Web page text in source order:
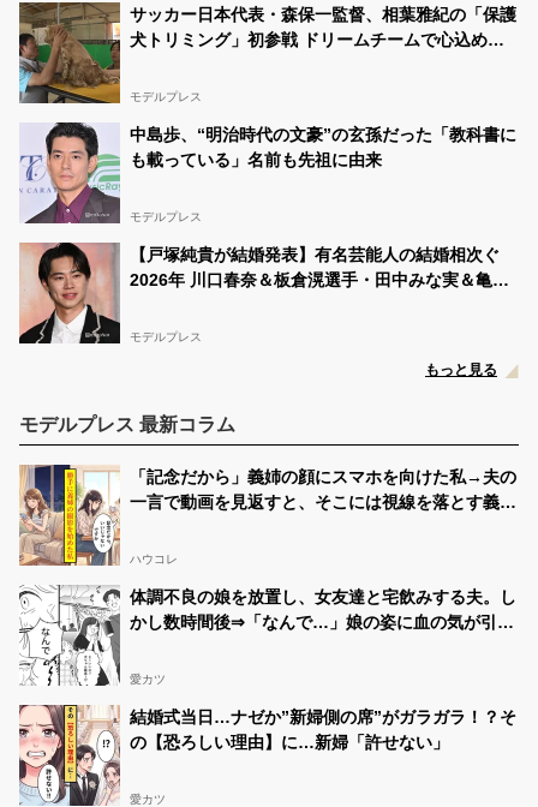
サッカー日本代表・森保一監督、相葉雅紀の「保護
犬トリミング」初参戦 ドリームチームで心込めて
モデルプレス
中島歩、“明治時代の文豪”の玄孫だった「教科書に
も載っている」名前も先祖に由来
モデルプレス
【戸塚純貴が結婚発表】有名芸能人の結婚相次ぐ
2026年 川口春奈＆板倉滉選手・田中みな実＆亀梨
モデルプレス
もっと見る
モデルプレス 最新コラム
「記念だから」義姉の顔にスマホを向けた私→夫の
一言で動画を見返すと、そこには視線を落とす義姉
ハウコレ
体調不良の娘を放置し、女友達と宅飲みする夫。し
かし数時間後⇒「なんで…」娘の姿に血の気が引い
愛カツ
結婚式当日…ナゼか”新婦側の席”がガラガラ！？そ
の【恐ろしい理由】に…新婦「許せない」
愛カツ